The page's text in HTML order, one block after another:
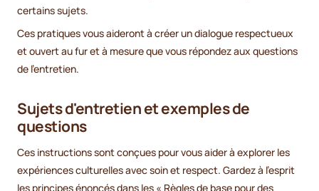
certains sujets.
Ces pratiques vous aideront à créer un dialogue respectueux
et ouvert au fur et à mesure que vous répondez aux questions
de l'entretien.
Sujets d'entretien et exemples de
questions
Ces instructions sont conçues pour vous aider à explorer les
expériences culturelles avec soin et respect. Gardez à l'esprit
les principes énoncés dans les « Règles de base pour des